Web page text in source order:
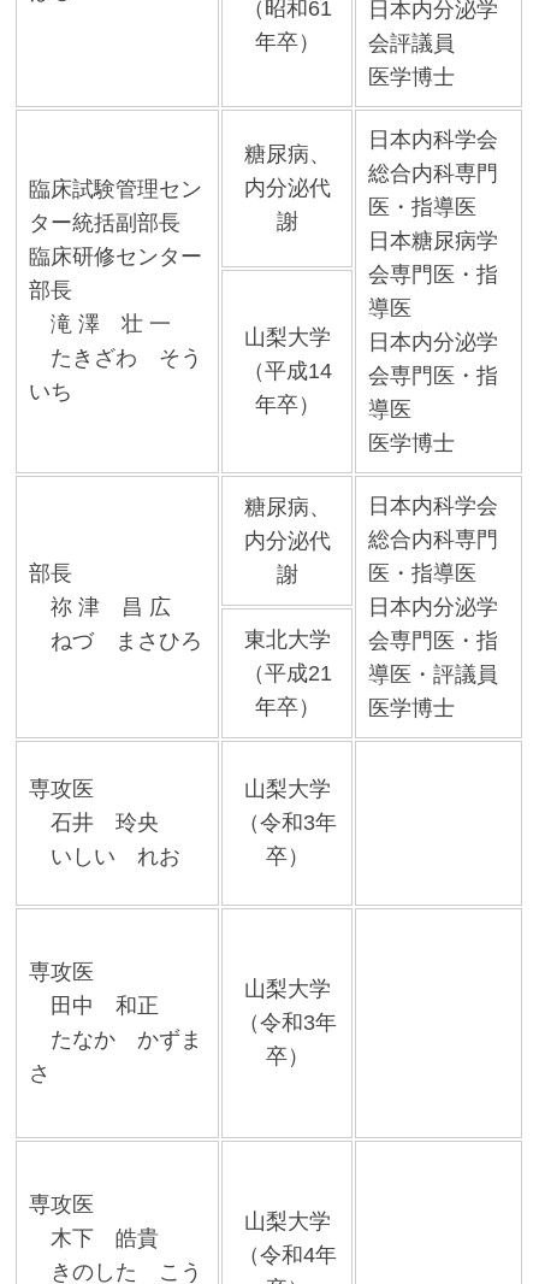
日本内分泌学
会評議員
医学博士
（昭和61
年卒）
臨床試験管理セン
ター統括副部長
臨床研修センター
部長
滝 澤 壮 一
たきざわ そう
いち
糖尿病、
内分泌代
謝
日本内科学会
総合内科専門
医・指導医
日本糖尿病学
会専門医・指
導医
日本内分泌学
会専門医・指
導医
医学博士
山梨大学
（平成14
年卒）
部長
祢 津 昌 広
ねづ まさひろ
糖尿病、
内分泌代
謝
日本内科学会
総合内科専門
医・指導医
日本内分泌学
会専門医・指
導医・評議員
医学博士
東北大学
（平成21
年卒）
専攻医
石井 玲央
いしい れお
山梨大学
（令和3年
卒）
専攻医
田中 和正
たなか かずま
さ
山梨大学
（令和3年
卒）
専攻医
木下 皓貴
きのした こう
山梨大学
（令和4年